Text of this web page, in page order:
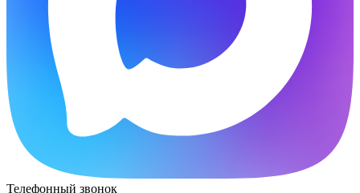
Телефонный звонок